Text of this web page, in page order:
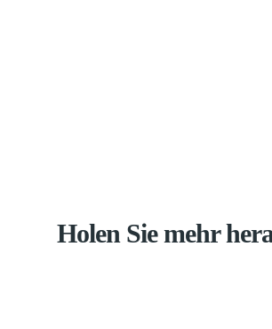
Holen Sie mehr